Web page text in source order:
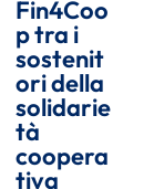
Fin4Coo
p tra i
sostenit
ori della
solidarie
tà
coopera
tiva